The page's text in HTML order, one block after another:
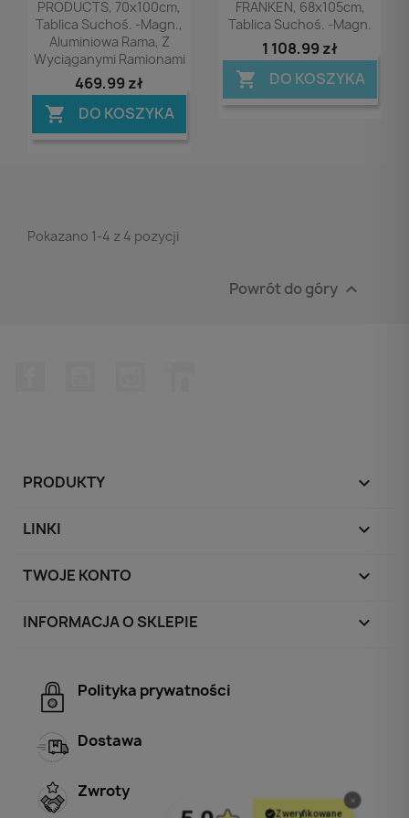
PRODUCTS, 70x100cm,
Tablica Suchoś. -magn.,
Aluminiowa Rama, Z
Wyciąganymi Ramionami
469,99 zł
 DO KOSZYKA
FRANKEN, 68x105cm,
Tablica Suchoś. -magn.
1 108,99 zł
 DO KOSZYKA
Pokazano 1-4 z 4 pozycji
Powrót do góry 
PRODUKTY 
LINKI 
TWOJE KONTO 
INFORMACJA O SKLEPIE keyboard_arrow_down
Polityka prywatności
Dostawa
Zwroty